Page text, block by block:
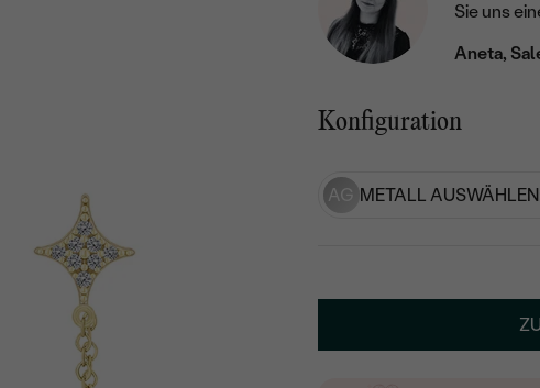
Sie uns
Aneta,
Konfiguration
AG METALL